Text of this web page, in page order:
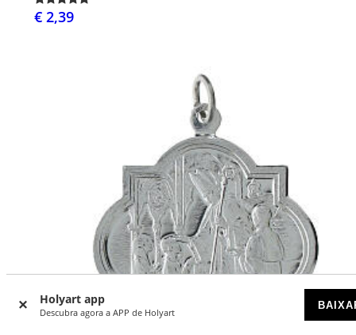
Holyart app
Descubra agora a APP de Holyart
€ 2,39